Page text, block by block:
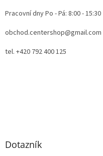
Pracovní dny Po - Pá: 8:00 - 15:30
obchod.centershop@gmail.com
tel. +420 792 400 125
Dotazník